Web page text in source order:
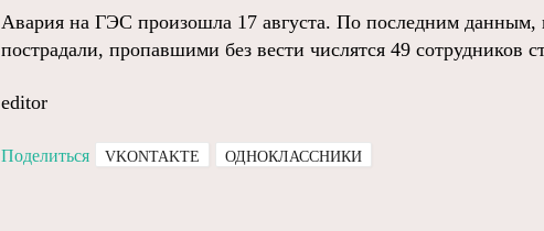
Авария на ГЭС произошла 17 августа. По последним данным,
пострадали, пропавшими без вести числятся 49 сотрудников
editor
Поделиться VKONTAKTE ОДНОКЛАССНИКИ